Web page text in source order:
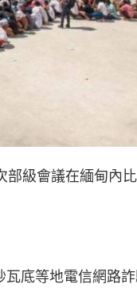
部級會議在緬甸內
瓦底等地電信網路